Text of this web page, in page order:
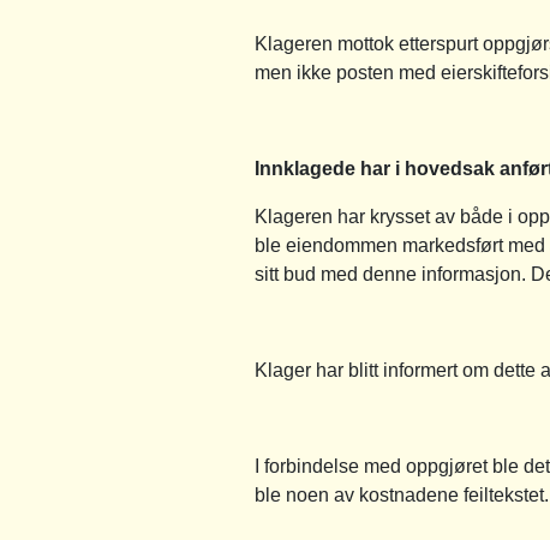
Klageren mottok etterspurt
men ikke posten med
Innklagede har i hovedsak
Klageren har krysset av både i
ble eiendommen markedsført
sitt bud med denne informasjon.
Klager har blitt informert om dette
I forbindelse med oppgjøret ble
ble noen av kostnadene